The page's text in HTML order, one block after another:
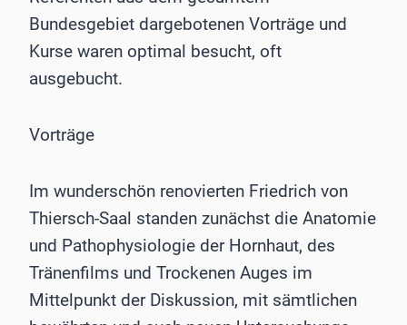
Bundesgebiet dargebotenen Vorträge und
Kurse waren optimal besucht, oft
ausgebucht.
Vorträge
Im wunderschön renovierten Friedrich von
Thiersch-Saal standen zunächst die Anatomie
und Pathophysiologie der Hornhaut, des
Tränenfilms und Trockenen Auges im
Mittelpunkt der Diskussion, mit sämtlichen